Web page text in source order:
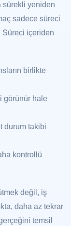
sürekli yeniden
sadece süreci
Süreci içeriden
birlikte
görünür hale
durum takibi
kontrollü
değil, iş
daha az tekrar
temsil